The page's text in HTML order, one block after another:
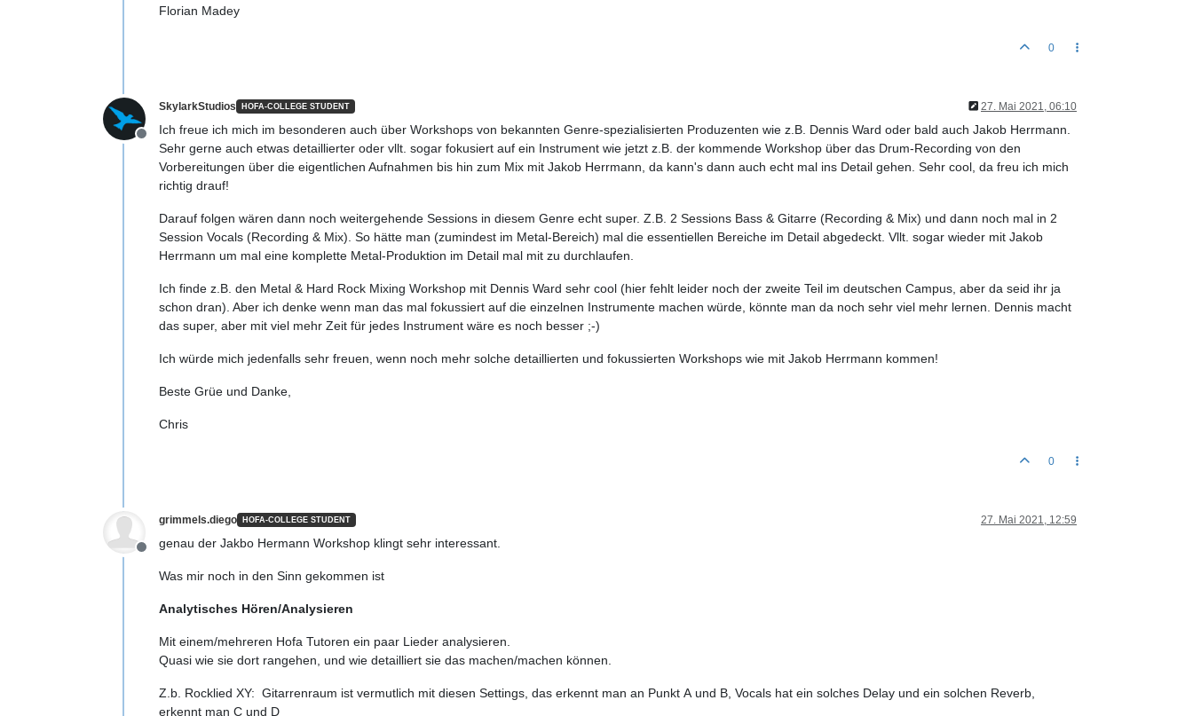
Florian Madey
0
Offline
SkylarkStudios HOFA-COLLEGE STUDENT 27. Mai 2021, 06:10
Ich freue ich mich im besonderen auch über Workshops von bekannten Genre-spezialisierten Produzenten wie z.B. Dennis Ward oder bald auch Jakob Herrmann.
Sehr gerne auch etwas detaillierter oder vllt. sogar fokusiert auf ein Instrument wie jetzt z.B. der kommende Workshop über das Drum-Recording von den
Vorbereitungen über die eigentlichen Aufnahmen bis hin zum Mix mit Jakob Herrmann, da kann's dann auch echt mal ins Detail gehen. Sehr cool, da freu ich mich
richtig drauf!
Darauf folgen wären dann noch weitergehende Sessions in diesem Genre echt super. Z.B. 2 Sessions Bass & Gitarre (Recording & Mix) und dann noch mal in 2
Session Vocals (Recording & Mix). So hätte man (zumindest im Metal-Bereich) mal die essentiellen Bereiche im Detail abgedeckt. Vllt. sogar wieder mit Jakob
Herrmann um mal eine komplette Metal-Produktion im Detail mal mit zu durchlaufen.
Ich finde z.B. den Metal & Hard Rock Mixing Workshop mit Dennis Ward sehr cool (hier fehlt leider noch der zweite Teil im deutschen Campus, aber da seid ihr ja
schon dran). Aber ich denke wenn man das mal fokussiert auf die einzelnen Instrumente machen würde, könnte man da noch sehr viel mehr lernen. Dennis macht
das super, aber mit viel mehr Zeit für jedes Instrument wäre es noch besser ;-)
Ich würde mich jedenfalls sehr freuen, wenn noch mehr solche detaillierten und fokussierten Workshops wie mit Jakob Herrmann kommen!
Beste Grüe und Danke,
Chris
0
Offline
grimmels.diego HOFA-COLLEGE STUDENT 27. Mai 2021, 12:59
genau der Jakbo Hermann Workshop klingt sehr interessant.
Was mir noch in den Sinn gekommen ist
Analytisches Hören/Analysieren
Mit einem/mehreren Hofa Tutoren ein paar Lieder analysieren.
Quasi wie sie dort rangehen, und wie detailliert sie das machen/machen können.
Z.b. Rocklied XY: Gitarrenraum ist vermutlich mit diesen Settings, das erkennt man an Punkt A und B, Vocals hat ein solches Delay und ein solchen Reverb,
erkennt man C und D